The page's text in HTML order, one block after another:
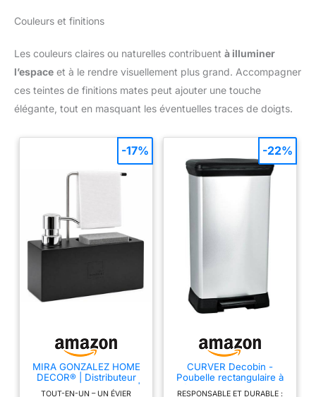
Couleurs et finitions
Les couleurs claires ou naturelles contribuent à illuminer
l’espace et à le rendre visuellement plus grand. Accompagner
ces teintes de finitions mates peut ajouter une touche
élégante, tout en masquant les éventuelles traces de doigts.
MIRA GONZALEZ HOME
DECOR® | Distributeur
Liquide Vaisselle 3 en 1 |
TOUT-EN-UN – UN ÉVIER
-17%
CURVER Decobin -
Poubelle rectangulaire à
RESPONSABLE ET DURABLE :
-22%